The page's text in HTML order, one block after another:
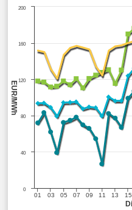
EUR/MWh
01 07 13
03 05 09 11 15
0
40
80
120
160
200